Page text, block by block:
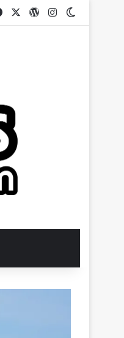
FacebookWordPress
Instagram